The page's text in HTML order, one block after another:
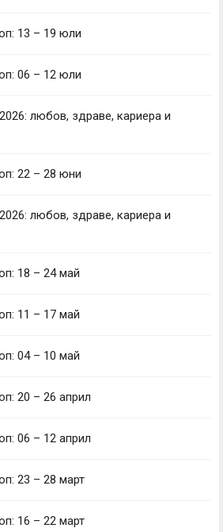
13 – 19 юли
06 – 12 юли
любов, здраве, кариера и
22 – 28 юни
любов, здраве, кариера и
18 – 24 май
11 – 17 май
04 – 10 май
20 – 26 април
06 – 12 април
23 – 28 март
16 – 22 март